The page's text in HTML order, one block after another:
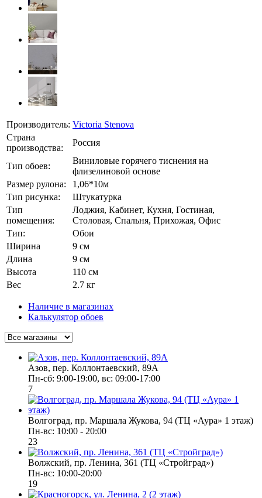
Производитель: Victoria Stenova
Страна
производства:
Россия
Тип обоев:
Виниловые горячего тиснения на
флизелиновой основе
Размер рулона:
1,06*10м
Тип рисунка:
Штукатурка
Тип
помещения:
Лоджия, Кабинет, Кухня, Гостиная,
Столовая, Спальня, Прихожая, Офис
Тип:
Обои
Ширина
9 см
Длина
9 см
Высота
110 см
Вес
2.7 кг
Наличие в магазинах
Калькулятор обоев
Азов, пер. Коллонтаевский, 89А
Пн-сб: 9:00-19:00, вс: 09:00-17:00
7
Волгоград, пр. Маршала Жукова, 94 (ТЦ «Аура» 1 этаж)
Пн-вс: 10:00 - 20:00
23
Волжский, пр. Ленина, 361 (ТЦ «Стройград»)
Пн-вс: 10:00-20:00
19